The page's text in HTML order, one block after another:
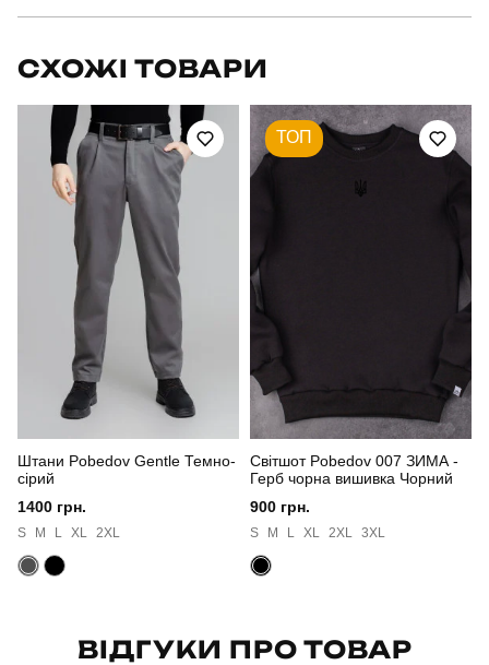
костюм
Призначення для повсякденного носіння
чоловічий
повсякденний
чорний
Матеріал трьохнитка
Склад тканини 80% бавовна, 15% поліестер, 5% еластан
Країна - виробник
СХОЖІ ТОВАРИ
Штани Pobedov Gentle Темно-
сірий
1400 грн.
S M L XL 2XL
ТОП
Світшот Pobedov 007 ЗИМА -
Герб чорна вишивка Чорний
900 грн.
S M L XL 2XL 3XL
ВІДГУКИ ПРО ТОВАР